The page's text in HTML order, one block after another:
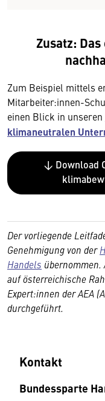
Zusatz:
Zum Beispiel mittels
Mitarbeiter:innen-
einen Blick in unseren
klimaneutralen
↓ Download
Der vorliegende
Genehmigung von der
Handels
auf österreichische
Expert:innen der AEA
durchgeführt.
Kontakt
Bundessparte